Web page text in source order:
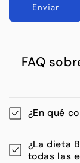
Enviar
FAQ
¿En qué
¿La dieta
todas las